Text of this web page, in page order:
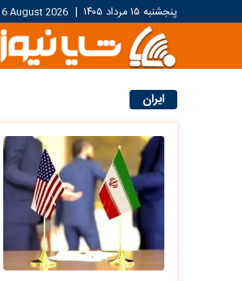
پنجشنبه ۱۵ مرداد ۱۴۰۵ |
6 August 2026
ایران